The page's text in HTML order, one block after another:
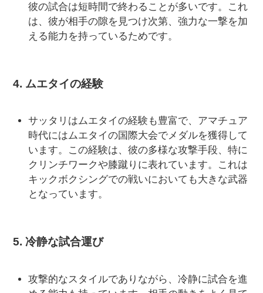
彼の試合は短時間で終わることが多いです。これ
は、彼が相手の隙を見つけ次第、強力な一撃を加
える能力を持っているためです。
4. ムエタイの経験
サッタリはムエタイの経験も豊富で、アマチュア
時代にはムエタイの国際大会でメダルを獲得して
います。この経験は、彼の多様な攻撃手段、特に
クリンチワークや膝蹴りに表れています。これは
キックボクシングでの戦いにおいても大きな武器
となっています。
5.冷静な試合運び
攻撃的なスタイルでありながら、冷静に試合を進